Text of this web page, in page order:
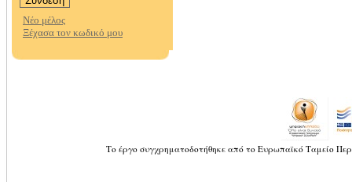
Το έργο συγχρηματοδοτήθηκε από το Ευρωπαϊκό Ταμείο